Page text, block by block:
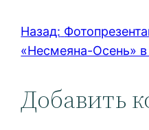
Назад:
«Несмеяна-Осень»
Добавить